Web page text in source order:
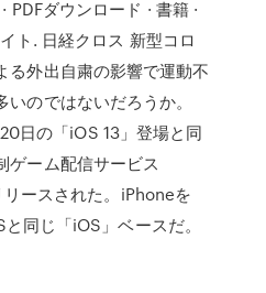
ダウンロード · 書籍 ·
ト. 日経クロス 新型コロ
る外出自粛の影響で運動不
のではないだろうか。
日の「iOS 13」登場と同
ゲーム配信サービス
ースされた。iPhoneを
同じ「iOS」ベースだ。